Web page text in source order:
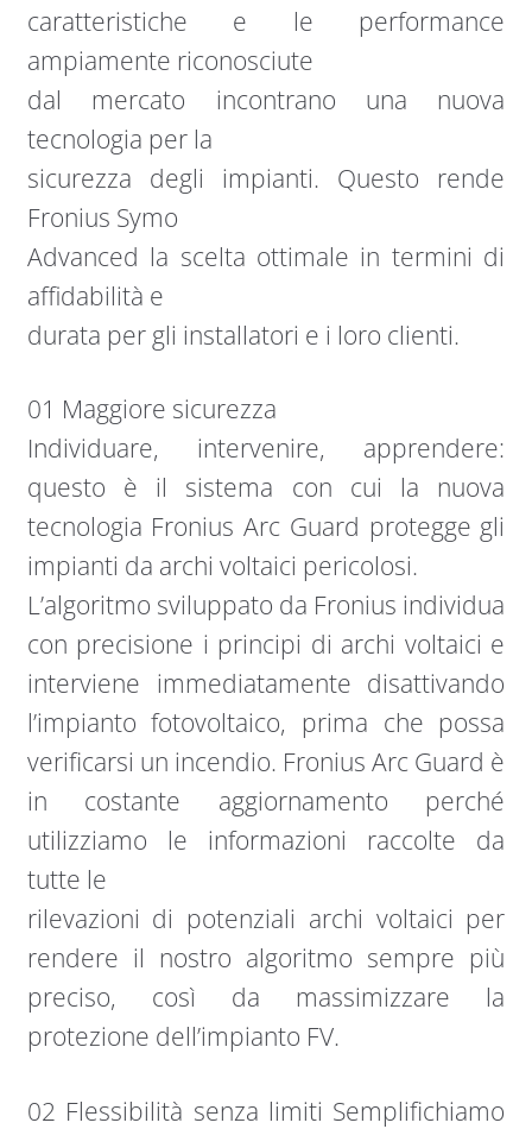
caratteristiche e le performance
ampiamente riconosciute
dal mercato incontrano una nuova
tecnologia per la
sicurezza degli impianti. Questo rende
Fronius Symo
Advanced la scelta ottimale in termini di
affidabilità e
durata per gli installatori e i loro clienti.
01 Maggiore sicurezza
Individuare, intervenire, apprendere:
questo è il sistema con cui la nuova
tecnologia Fronius Arc Guard protegge gli
impianti da archi voltaici pericolosi.
L’algoritmo sviluppato da Fronius individua
con precisione i principi di archi voltaici e
interviene immediatamente disattivando
l’impianto fotovoltaico, prima che possa
verificarsi un incendio. Fronius Arc Guard è
in costante aggiornamento perché
utilizziamo le informazioni raccolte da
tutte le
rilevazioni di potenziali archi voltaici per
rendere il nostro algoritmo sempre più
preciso, così da massimizzare la
protezione dell’impianto FV.
02 Flessibilità senza limiti Semplifichiamo